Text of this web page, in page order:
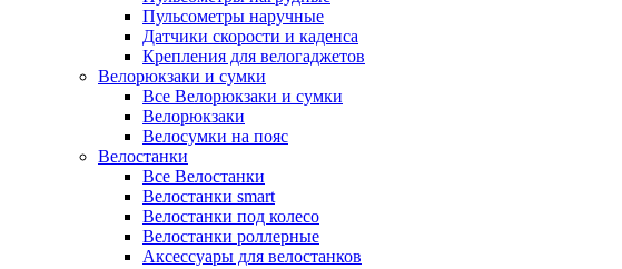
Пульсометры наручные
Датчики скорости и каденса
Крепления для велогаджетов
Велорюкзаки и сумки
Все Велорюкзаки и сумки
Велорюкзаки
Велосумки на пояс
Велостанки
Все Велостанки
Велостанки smart
Велостанки под колесо
Велостанки роллерные
Аксессуары для велостанков